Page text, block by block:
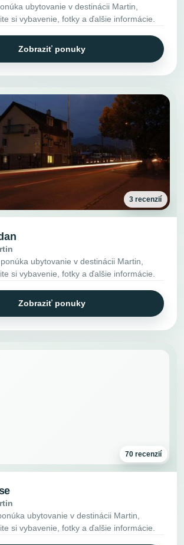
ubytovanie v destinácii Martin,
si vybavenie, fotky a ďalšie informácie.
Zobraziť ponuky
3 recenzií
ubytovanie v destinácii Martin,
si vybavenie, fotky a ďalšie informácie.
Zobraziť ponuky
70 recenzií
ubytovanie v destinácii Martin,
si vybavenie, fotky a ďalšie informácie.